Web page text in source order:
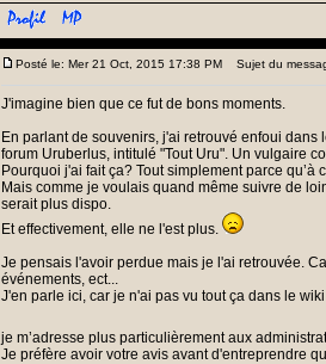
Posté le: Mer 21 Oct, 2015 17:38 PM Sujet du
J'imagine bien que ce fut de bons moments.
En parlant de souvenirs, j'ai retrouvé enfoui
forum Uruberlus, intitulé "Tout Uru". Un vulgaire
Pourquoi j'ai fait ça? Tout simplement parce
Mais comme je voulais quand même suivre de
serait plus dispo.
Et effectivement, elle ne l'est plus.
Je pensais l'avoir perdue mais je l'ai retrouvée.
événements, ect...
J'en parle ici, car je n'ai pas vu tout ça dans le
je m’adresse plus particulièrement aux
Je préfère avoir votre avis avant d'entreprendre